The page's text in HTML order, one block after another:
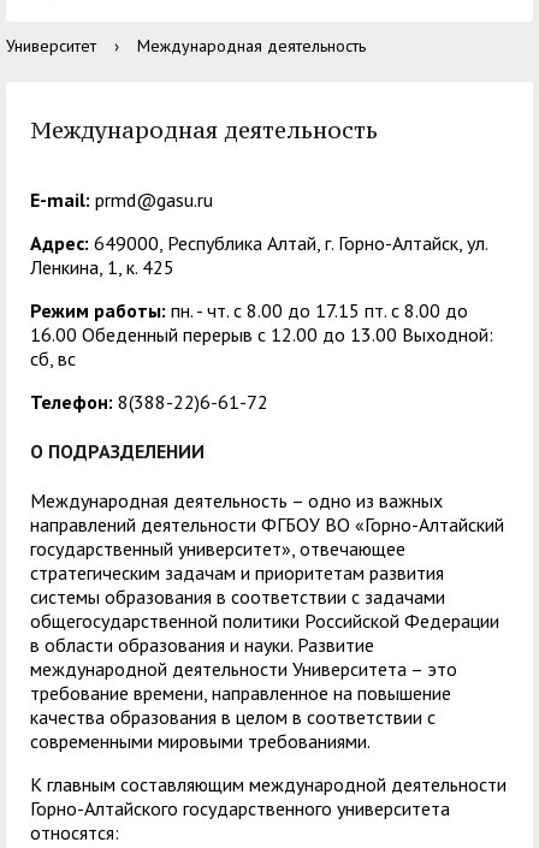
управление
комплексной
Координационный
Антитеррористическая
Противодействие
коррупции
Охрана труда
Центр цифрового
развития
Центр по
информационной
Международная
деятельность
административно-
хозяйственной работе
Закупки
Профком студентов и
аспирантов
Республиканская
профсоюзная
организация высшей
школы
Лучшие студенты
Сведения о доходах
Структура
Заочное обучение
Консультационный
центр поддержки
студентов
Региональный центр
грамотности
Учебно-тренинговый
центр
иностранных граждан
по русскому языку
компетенций
государственных и
муниципальных
служащих
Центр русского языка
как иностранного
Совет родителей
(законных
представителей)
несовершеннолетних
обучающихся ГАГУ
выпускников
Научные мероприятия в
«Наука и
Университет › Международная деятельность
Международная деятельность
E-mail: prmd@gasu.ru
Адрес: 649000, Республика Алтай, г. Горно-Алтайск, ул.
Ленкина, 1, к. 425
Режим работы: пн. - чт. с 8.00 до 17.15 пт. c 8.00 до
16.00 Обеденный перерыв с 12.00 до 13.00 Выходной:
сб, вс
Телефон: 8(388-22)6-61-72
О ПОДРАЗДЕЛЕНИИ
Международная деятельность – одно из важных
направлений деятельности ФГБОУ ВО «Горно-Алтайский
государственный университет», отвечающее
стратегическим задачам и приоритетам развития
системы образования в соответствии с задачами
общегосударственной политики Российской Федерации
в области образования и науки. Развитие
международной деятельности Университета – это
требование времени, направленное на повышение
качества образования в целом в соответствии с
современными мировыми требованиями.
К главным составляющим международной деятельности
Горно-Алтайского государственного университета
относятся: